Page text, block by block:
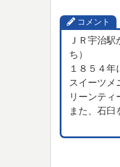
コメント
ＪＲ宇治
ち）
１８５４年
スイーツメ
リーンティ
また、石臼